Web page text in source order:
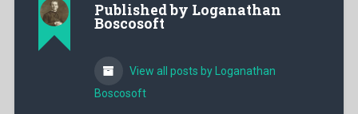
Published by Loganathan
Boscosoft
View all posts by Loganathan
Boscosoft